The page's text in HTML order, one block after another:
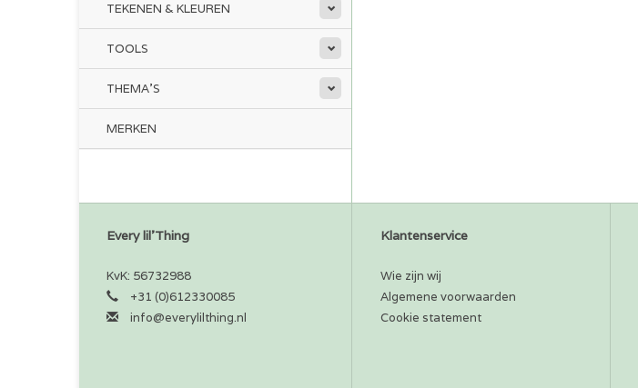
TEKENEN & KLEUREN
TOOLS
THEMA'S
MERKEN
Every lil'Thing
KvK: 56732988
+31 (0)612330085
info@everylilthing.nl
Klantenservice
Wie zijn wij
Algemene voorwaarden
Cookie statement